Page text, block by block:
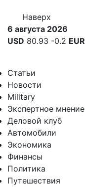
Наверх
6 августа 2026
USD 80.93 -0.2 EUR
Статьи
Новости
Military
Экспертное мнение
Деловой клуб
Автомобили
Экономика
Финансы
Политика
Путешествия